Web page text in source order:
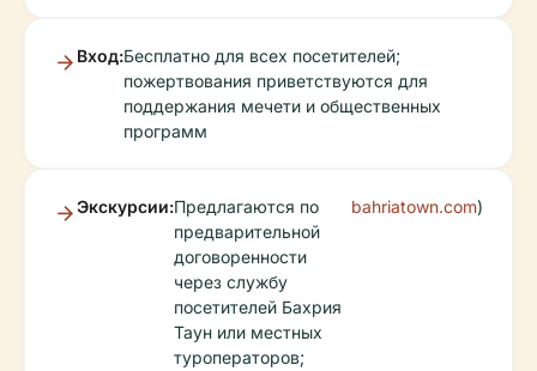
Вход:Бесплатно для всех посетителей;
пожертвования приветствуются для
поддержания мечети и общественных
программ
Экскурсии:Предлагаются по
предварительной
договоренности
через службу
посетителей Бахрия
Таун или местных
туроператоров;
bahriatown.com)